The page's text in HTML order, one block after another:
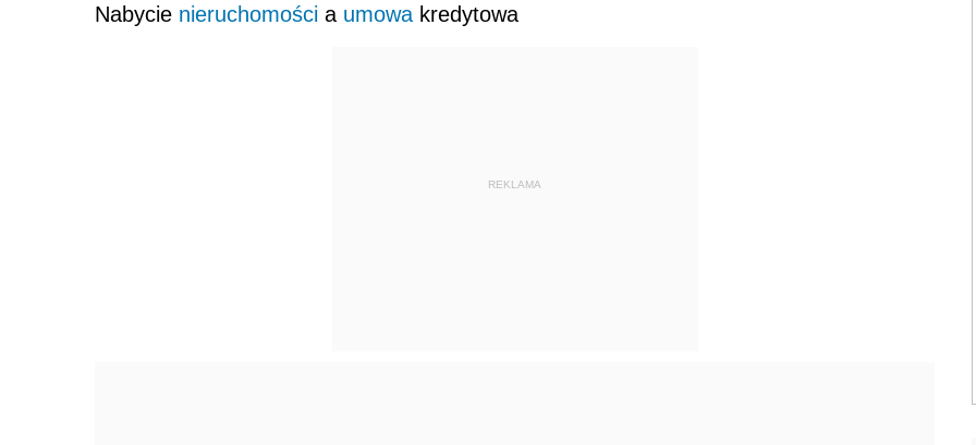
Nabycie nieruchomości a umowa kredytowa
REKLAMA